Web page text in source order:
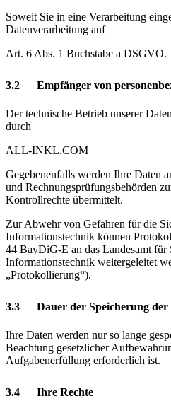
Soweit Sie in eine Verarbeitung
Datenverarbeitung auf
Art. 6 Abs. 1 Buchstabe a DSGVO.
3.2 Empfänger von
Der technische Betrieb unserer
durch
ALL-INKL.COM
Gegebenenfalls werden Ihre Daten
und Rechnungsprüfungsbehörden
Kontrollrechte übermittelt.
Zur Abwehr von Gefahren für die
Informationstechnik können
44 BayDiG-E an das Landesamt für
Informationstechnik weitergeleitet
„Protokollierung“).
3.3 Dauer der Speicherung der
Ihre Daten werden nur so lange
Beachtung gesetzlicher
Aufgabenerfüllung erforderlich ist.
3.4 Ihre Rechte